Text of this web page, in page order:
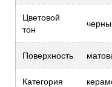
Цветовой
тон
Поверхность
Категория